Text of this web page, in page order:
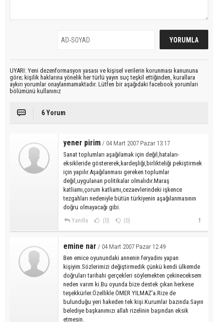
UYARI: Yeni dezenformasyon yasası ve kişisel verilerin korunması kanununa
göre; kişilik haklarına yönelik her türlü yayın suç teşkil ettiğinden, kurallara
aykırı yorumlar onaylanmamaktadır. Lütfen bir aşağıdaki facebook yorumları
bölümünü kullanınız
6 Yorum
yener pirim / 04 Mart 2007 Pazar 13:17
Sanat toplumları aşağılamak için değil,hataları-
eksikleride göstererek,kardeşliği,birlikteliği pekiştirmek
için yapılır.Aşağılanması gereken toplumlar
değil,uygulanan politikalar olmalıdır.Maraş
katliamı,çorum katliamı,cezaevlerindeki işkence
tezgahları nedeniyle bütün türkiyenin aşağılanmasının
doğru olmayacağı gibi.
Yanıtla (0) (0)
emine nar / 04 Mart 2007 Pazar 12:49
Ben emice oyunundaki annenin feryadını yapan
kişiyim.Sözlerimizi değiştirmedik çünkü kendi ülkemde
doğruları tarihahi gerçekleri söylemekten çekineceksem
neden varım ki.Bu oyunda bize destek çıkan herkese
teşekkürler.Özellikle ÖMER YILMAZ'a.Rize de
bulunduğu yeri hakeden tek kişi.Kurumlar bazında.Sayın
belediye başkanımızı allah rizelinin başından eksik
etmesin.